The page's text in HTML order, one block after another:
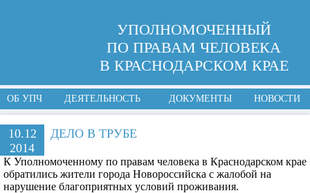
УПОЛНОМОЧЕННЫЙ
ПО ПРАВАМ ЧЕЛОВЕКА
В КРАСНОДАРСКОМ КРАЕ
ОБ УПЧ ДЕЯТЕЛЬНОСТЬ ДОКУМЕНТЫ НОВОСТИ
10.12
2014
ДЕЛО В ТРУБЕ
К Уполномоченному по правам человека в Краснодарском крае
обратились жители города Новороссийска с жалобой на
нарушение благоприятных условий проживания.